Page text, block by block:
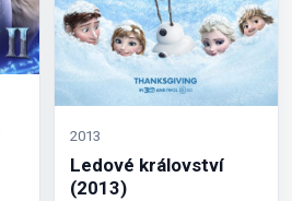
2013
Ledové království
(2013)